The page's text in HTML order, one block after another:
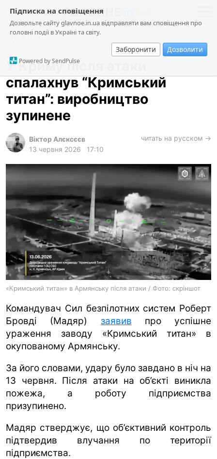
Підписка на сповіщення
Дозвольте сайту glavnoe.in.ua відправляти вам сповіщення про
головні події в Україні та світу.
Заборонити Дозволити
Powered by SendPulse
новини
про проєкт
суспільство
події
кримінал
харків
архів
gambling
ua ru en
Події
У Криму після атаки
спалахнув “Кримський
титан”: виробництво
зупинене
Віктор Алєксєєв
13 червня 2026
17:10
читать на русском →
«Кримський титан» в Армянську після атаки / Фото: скріншот
Командувач Сил безпілотних систем Роберт
Бровді (Мадяр) заявив про успішне
ураження заводу «Кримський титан» в
окупованому Армянську.
За його словами, удару було завдано в ніч на
13 червня. Після атаки на об’єкті виникла
пожежа, а роботу підприємства
призупинено.
Мадяр стверджує, що об’єктивний контроль
підтвердив влучання по території
підприємства.